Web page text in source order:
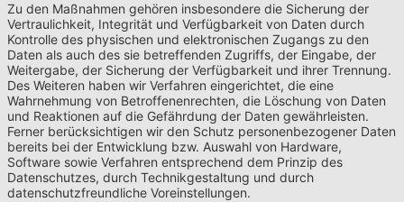
Zu den Maßnahmen gehören insbesondere die Sicherung der
Vertraulichkeit, Integrität und Verfügbarkeit von Daten durch
Kontrolle des physischen und elektronischen Zugangs zu den
Daten als auch des sie betreffenden Zugriffs, der Eingabe, der
Weitergabe, der Sicherung der Verfügbarkeit und ihrer Trennung.
Des Weiteren haben wir Verfahren eingerichtet, die eine
Wahrnehmung von Betroffenenrechten, die Löschung von Daten
und Reaktionen auf die Gefährdung der Daten gewährleisten.
Ferner berücksichtigen wir den Schutz personenbezogener Daten
bereits bei der Entwicklung bzw. Auswahl von Hardware,
Software sowie Verfahren entsprechend dem Prinzip des
Datenschutzes, durch Technikgestaltung und durch
datenschutzfreundliche Voreinstellungen.